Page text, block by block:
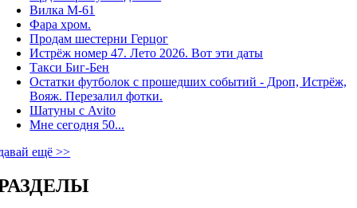
Вилка М-61
Фара хром.
Продам шестерни Герцог
Истрёж номер 47. Лето 2026. Вот эти даты
Такси Биг-Бен
Остатки футболок с прошедших событий - Дроп, Истрёж,
Вояж. Перезалил фотки.
Шатуны с Avito
Мне сегодня 50...
ещё >>